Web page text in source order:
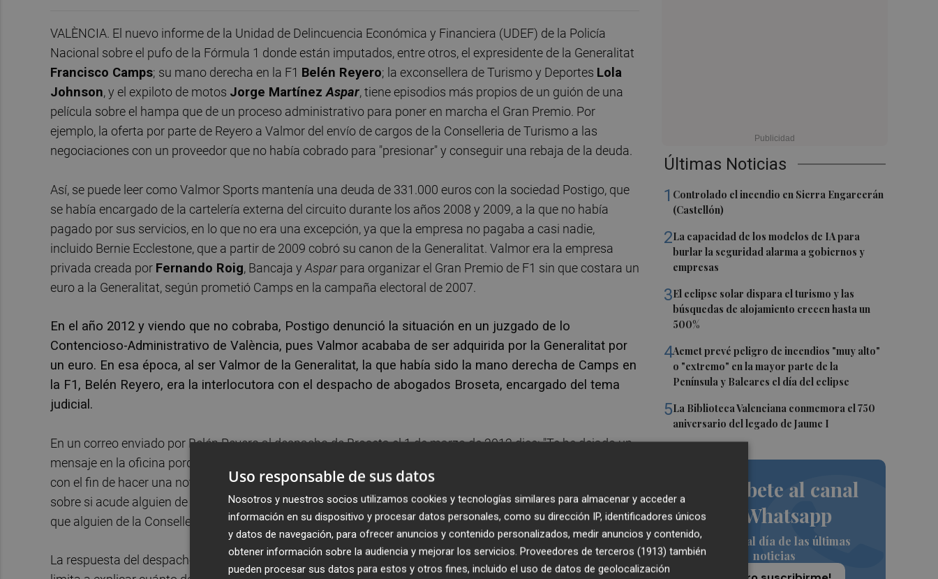
Últimas Noticias
1 Controlado el incendio en Sierra Engarcerán
(Castellón)
2La capacidad de los modelos de IA para
burlar la seguridad alarma a gobiernos y
empresas
3El eclipse solar dispara el turismo y las
búsquedas de alojamiento crecen hasta un
500%
4Aemet prevé peligro de incendios "muy alto"
o "extremo" en la mayor parte de la
Península y Baleares el día del eclipse
5La Biblioteca Valenciana conmemora el 750
aniversario del legado de Jaume I
Suscríbete al canal
de Whatsapp
Siempre al día de las últimas
noticias
VALÈNCIA. El nuevo informe de la Unidad de Delincuencia Económica y Financiera (UDEF) de la Policía
Nacional sobre el pufo de la Fórmula 1 donde están imputados, entre otros, el expresidente de la Generalitat
Francisco Camps; su mano derecha en la F1 Belén Reyero; la exconsellera de Turismo y Deportes Lola
Johnson, y el expiloto de motos Jorge Martínez Aspar, tiene episodios más propios de un guión de una
película sobre el hampa que de un proceso administrativo para poner en marcha el Gran Premio. Por
ejemplo, la oferta por parte de Reyero a Valmor del envío de cargos de la Conselleria de Turismo a las
negociaciones con un proveedor que no había cobrado para "presionar" y conseguir una rebaja de la deuda.
Así, se puede leer como Valmor Sports mantenía una deuda de 331.000 euros con la sociedad Postigo, que
se había encargado de la cartelería externa del circuito durante los años 2008 y 2009, a la que no había
pagado por sus servicios, en lo que no era una excepción, ya que la empresa no pagaba a casi nadie,
incluido Bernie Ecclestone, que a partir de 2009 cobró su canon de la Generalitat. Valmor era la empresa
privada creada por Fernando Roig, Bancaja y Asparpara organizar el Gran Premio de F1 sin que costara un
euro a la Generalitat, según prometió Camps en la campaña electoral de 2007.
En el año 2012 y viendo que no cobraba, Postigo denunció la situación en un juzgado de lo
Contencioso-Administrativo de València, pues Valmor acababa de ser adquirida por la Generalitat por
un euro. En esa época, al ser Valmor de la Generalitat, la que había sido la mano derecha de Camps en
la F1, Belén Reyero, era la interlocutora con el despacho de abogados Broseta, encargado del tema
judicial.
En un correo enviado por Belén Reyero al despacho de Broseta el 1 de marzo de 2012 dice: "Te he dejado un
mensaje en la oficina porque estaba tratando de recopilar información sobre el tema de Postigo vs Valmor
con el fin de hacer una nota informativa para mi secretario autonómico, y que se tome alguna decisión
sobre si acude alguien de GVA el próximo día 6 (….) Necesitaría que me valorases la importancia que tendría
que alguien de la Conselleria acudiese el próximo día 6 a declarar para poder presionar en ese sentido".
La respuesta del despacho de abogados, lejos de recriminar la actitud de Rayero que habla de "presionar", se
Uso responsable de sus datos
Nosotros y nuestros socios utilizamos cookies y tecnologías similares para almacenar y acceder a
información en su dispositivo y procesar datos personales, como su dirección IP, identificadores únicos
y datos de navegación, para ofrecer anuncios y contenido personalizados, medir anuncios y contenido,
obtener información sobre la audiencia y mejorar los servicios. Proveedores de terceros (1913) también
pueden procesar sus datos para estos y otros fines, incluido el uso de datos de geolocalización